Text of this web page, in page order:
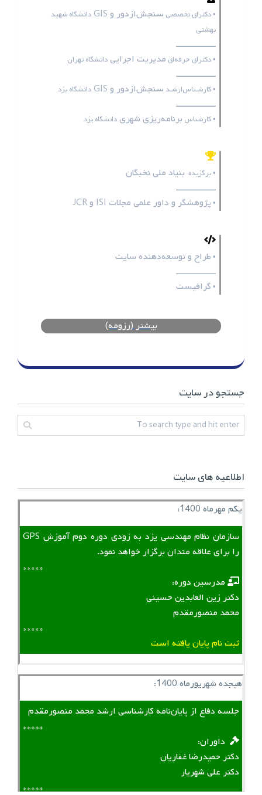
• دکترای تخصصی سنجش‌ازدور و GIS
دانشگاه شهید
بهشتی
ـــــــــــــــــ
• دکترای حرفه‌ای مدیریت اجرایی دانشگاه تهران
ـــــــــــــــــ
• کارشـناس‌ارشـد سنجش‌ازدور و GIS دانشگاه یزد
ـــــــــــــــــ
• کارشناس برنامه‌ریزی شهری دانشگاه یزد
• برگزیده بنیاد ملی نخبگان
ـــــــــــــــــ
• پژوهشگر و داور علمی مجلات ISI وJCR
• طراح و توسعه‌دهنده سایت
ـــــــــــــــــ
• گرافیست
بیشتر (رزومه)
جستجو در سایت
اطلاعیه های سایت
یکم مهرماه 1400:
سازمان نظام مهندسی یزد به زودی دوره دوم آموزش GPS
را برای علاقه مندان برگزار خواهد نمود.
*****
‌ ‌ مدرسین دوره:
دکتر زین العابدین حسینی
محمد منصورمقدم
*****
ثبت نام پایان یافته است
هیجده شهریورماه 1400:
جلسه دفاع از پایان‌نامه کارشناسی ارشد محمد منصورمقدم
*****
‌ ‌ داوران:
دکتر حمیدرضا غفاریان
دکتر علی شهریار
*****